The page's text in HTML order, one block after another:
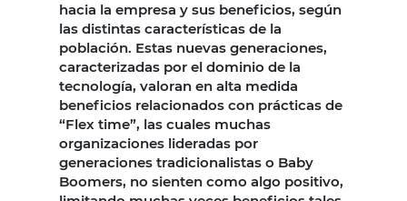
hacia la empresa y sus beneficios, según
las distintas características de la
población. Estas nuevas generaciones,
caracterizadas por el dominio de la
tecnología, valoran en alta medida
beneficios relacionados con prácticas de
“Flex time”, las cuales muchas
organizaciones lideradas por
generaciones tradicionalistas o Baby
Boomers, no sienten como algo positivo,